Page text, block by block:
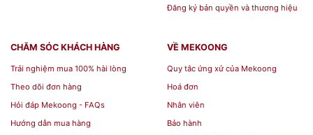
Đăng ký bản quyền và thương hiệu
CHĂM SÓC KHÁCH HÀNG
Trải nghiệm mua 100% hài lòng
Theo dõi đơn hàng
Hỏi đáp Mekoong - FAQs
Hướng dẫn mua hàng
VỀ MEKOONG
Quy tắc ứng xử của Mekoong
Hoá đơn
Nhân viên
Bảo hành